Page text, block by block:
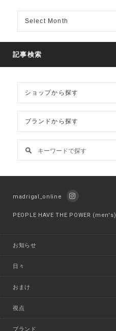
ア
ー
カ
イ
ブ
記事検索
madrigal_online
PEOPLE HAVE THE POWER (men's)
お知らせ
日々
おまけ
視点
ブランド